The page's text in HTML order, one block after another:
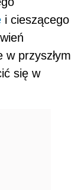
i cieszącego
przyszłym
się w